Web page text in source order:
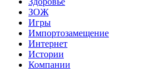
ЗОЖ
Игры
Импортозамещение
Интернет
Истории
Компании